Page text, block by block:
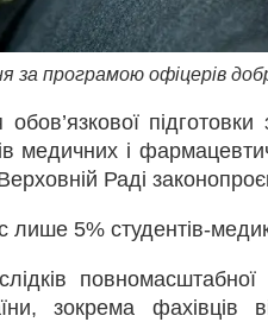
за програмою офіцерів
обов’язкової
медичних і
Раді
лише 5% студентів-
зокрема фахівців